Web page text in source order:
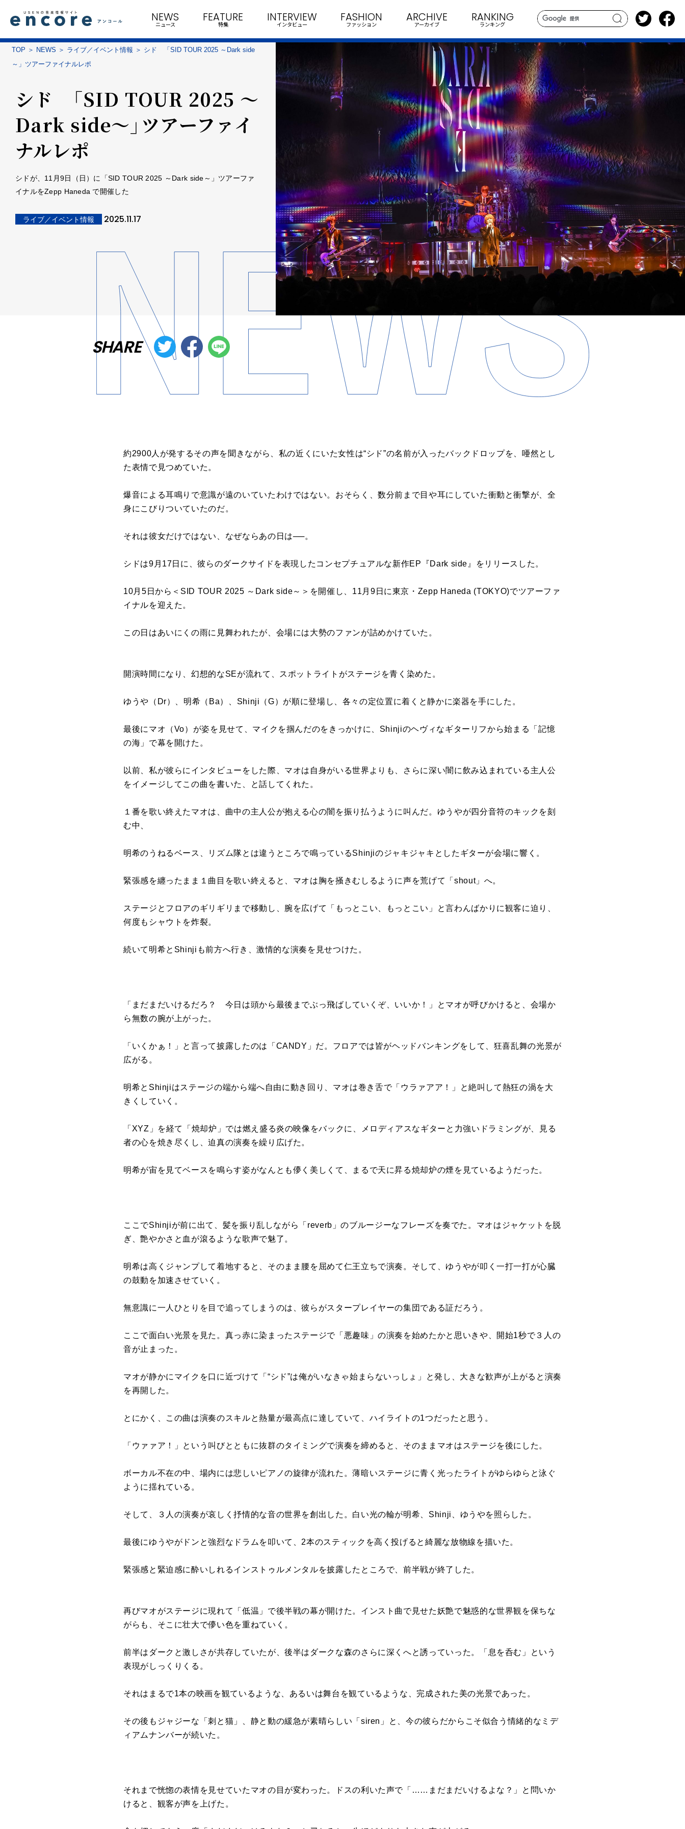
search
NEWS
ニュース
FEATURE
特集
INTERVIEW
インタビュー
FASHION
ファッション
ARCHIVE
アーカイブ
RANKING
ランキング
TOP NEWS ライブ／イベント情報
シド 「SID TOUR 2025 ～Dark side
～」ツアーファイナルレポ
シド 「SID TOUR 2025 ～
Dark side～」ツアーファイ
ナルレポ
シドが、11月9日（日）に「SID TOUR 2025 ～Dark side～」ツアーファ
イナルをZepp Haneda で開催した
ライブ／イベント情報 2025.11.17
SHARE
約2900人が発するその声を聞きながら、私の近くにいた女性は“シド”の名前が入ったバックドロップを、唖然とし
た表情で見つめていた。
爆音による耳鳴りで意識が遠のいていたわけではない。おそらく、数分前まで目や耳にしていた衝動と衝撃が、全
身にこびりついていたのだ。
それは彼女だけではない、なぜならあの日は──。
シドは9月17日に、彼らのダークサイドを表現したコンセプチュアルな新作EP『Dark side』をリリースした。
10月5日から＜SID TOUR 2025 ～Dark side～＞を開催し、11月9日に東京・Zepp Haneda (TOKYO)でツアーファ
イナルを迎えた。
この日はあいにくの雨に見舞われたが、会場には大勢のファンが詰めかけていた。
開演時間になり、幻想的なSEが流れて、スポットライトがステージを青く染めた。
ゆうや（Dr）、明希（Ba）、Shinji（G）が順に登場し、各々の定位置に着くと静かに楽器を手にした。
最後にマオ（Vo）が姿を見せて、マイクを掴んだのをきっかけに、Shinjiのヘヴィなギターリフから始まる「記憶
の海」で幕を開けた。
以前、私が彼らにインタビューをした際、マオは自身がいる世界よりも、さらに深い闇に飲み込まれている主人公
をイメージしてこの曲を書いた、と話してくれた。
１番を歌い終えたマオは、曲中の主人公が抱える心の闇を振り払うように叫んだ。ゆうやが四分音符のキックを刻
む中、
明希のうねるベース、リズム隊とは違うところで鳴っているShinjiのジャキジャキとしたギターが会場に響く。
緊張感を纏ったまま１曲目を歌い終えると、マオは胸を掻きむしるように声を荒げて「shout」へ。
ステージとフロアのギリギリまで移動し、腕を広げて「もっとこい、もっとこい」と言わんばかりに観客に迫り、
何度もシャウトを炸裂。
続いて明希とShinjiも前方へ行き、激情的な演奏を見せつけた。
「まだまだいけるだろ？ 今日は頭から最後までぶっ飛ばしていくぞ、いいか！」とマオが呼びかけると、会場か
ら無数の腕が上がった。
「いくかぁ！」と言って披露したのは「CANDY」だ。フロアでは皆がヘッドバンキングをして、狂喜乱舞の光景が
広がる。
明希とShinjiはステージの端から端へ自由に動き回り、マオは巻き舌で「ウラァアア！」と絶叫して熱狂の渦を大
きくしていく。
「XYZ」を経て「焼却炉」では燃え盛る炎の映像をバックに、メロディアスなギターと力強いドラミングが、見る
者の心を焼き尽くし、迫真の演奏を繰り広げた。
明希が宙を見てベースを鳴らす姿がなんとも儚く美しくて、まるで天に昇る焼却炉の煙を見ているようだった。
ここでShinjiが前に出て、髪を振り乱しながら「reverb」のブルージーなフレーズを奏でた。マオはジャケットを脱
ぎ、艶やかさと血が滾るような歌声で魅了。
明希は高くジャンプして着地すると、そのまま腰を屈めて仁王立ちで演奏。そして、ゆうやが叩く一打一打が心臓
の鼓動を加速させていく。
無意識に一人ひとりを目で追ってしまうのは、彼らがスタープレイヤーの集団である証だろう。
ここで面白い光景を見た。真っ赤に染まったステージで「悪趣味」の演奏を始めたかと思いきや、開始1秒で３人の
音が止まった。
マオが静かにマイクを口に近づけて「“シド”は俺がいなきゃ始まらないっしょ」と発し、大きな歓声が上がると演奏
を再開した。
とにかく、この曲は演奏のスキルと熱量が最高点に達していて、ハイライトの1つだったと思う。
「ウァァア！」という叫びとともに抜群のタイミングで演奏を締めると、そのままマオはステージを後にした。
ボーカル不在の中、場内には悲しいピアノの旋律が流れた。薄暗いステージに青く光ったライトがゆらゆらと泳ぐ
ように揺れている。
そして、３人の演奏が哀しく抒情的な音の世界を創出した。白い光の輪が明希、Shinji、ゆうやを照らした。
最後にゆうやがドンと強烈なドラムを叩いて、2本のスティックを高く投げると綺麗な放物線を描いた。
緊張感と緊迫感に酔いしれるインストゥルメンタルを披露したところで、前半戦が終了した。
再びマオがステージに現れて「低温」で後半戦の幕が開けた。インスト曲で見せた妖艶で魅惑的な世界観を保ちな
がらも、そこに壮大で儚い色を重ねていく。
前半はダークと激しさが共存していたが、後半はダークな森のさらに深くへと誘っていった。「息を呑む」という
表現がしっくりくる。
それはまるで1本の映画を観ているような、あるいは舞台を観ているような、完成された美の光景であった。
その後もジャジーな「刺と猫」、静と動の緩急が素晴らしい「siren」と、今の彼らだからこそ似合う情緒的なミデ
ィアムナンバーが続いた。
それまで恍惚の表情を見せていたマオの目が変わった。ドスの利いた声で「……まだまだいけるよな？」と問いか
けると、観客が声を上げた。